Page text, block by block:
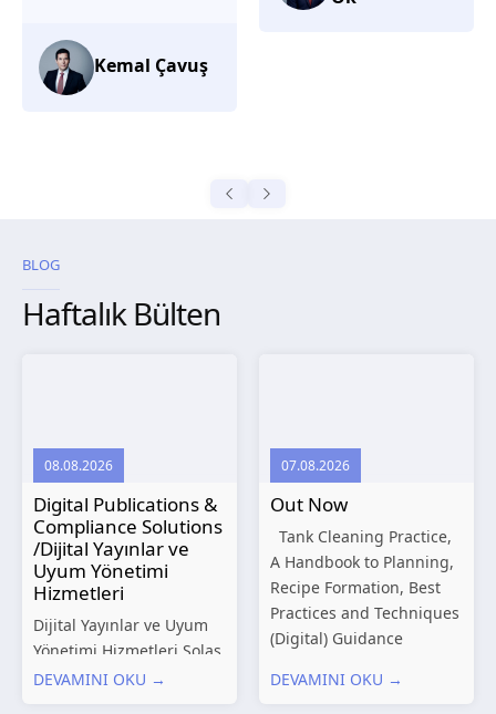
BLOG
Haftalık Bülten
08.08.2026
Digital Publications &
Compliance Solutions
/Dijital Yayınlar ve
Uyum Yönetimi
Hizmetleri
Dijital Yayınlar ve Uyum
Yönetimi Hizmetleri Solas
Marine, denizcilik
DEVAMINI OKU →
07.08.2026
Out Now
Tank Cleaning Practice,
A Handbook to Planning,
Recipe Formation, Best
Practices and Techniques
(Digital) Guidance
Structures – Consolidated
DEVAMINI OKU →